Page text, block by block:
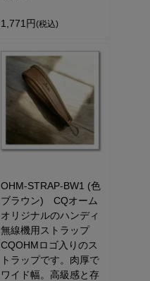
1,771円 (税込)
OHM-STRAP-BW1 (色
ブラウン) CQオーム
オリジナルのハンディ
無線機用ストラップ
CQOHMロゴ入りのス
トラップです。肉厚で
ワイド幅。高級感と存